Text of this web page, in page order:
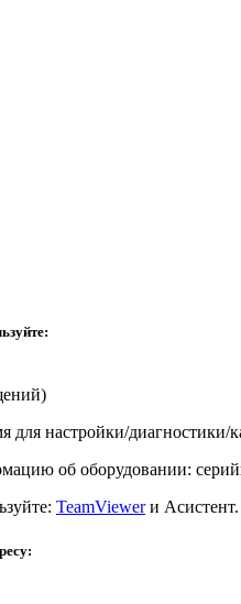
для настройки/
об оборудовании:
TeamViewerи Асистент.